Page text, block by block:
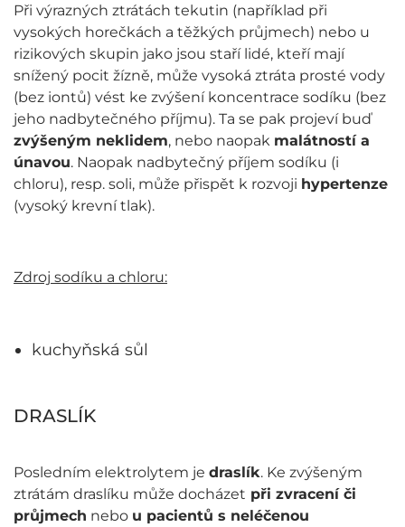
Při výrazných ztrátách tekutin (například při
vysokých horečkách a těžkých průjmech) nebo u
rizikových skupin jako jsou staří lidé, kteří mají
snížený pocit žízně, může vysoká ztráta prosté vody
(bez iontů) vést ke zvýšení koncentrace sodíku (bez
jeho nadbytečného příjmu). Ta se pak projeví buď
zvýšeným neklidem, nebo naopak malátností a
únavou. Naopak nadbytečný příjem sodíku (i
chloru), resp. soli, může přispět k rozvoji hypertenze
(vysoký krevní tlak).
Zdroj sodíku a chloru:
kuchyňská sůl
DRASLÍK
Posledním elektrolytem je draslík. Ke zvýšeným
ztrátám draslíku může docházet při zvracení či
průjmech nebo u pacientů s neléčenou